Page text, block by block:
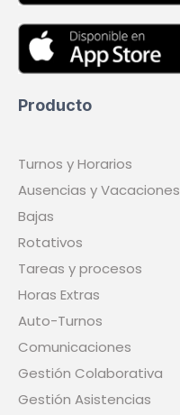
Producto
Turnos y Horarios
Ausencias y Vacaciones
Bajas
Rotativos
Tareas y procesos
Horas Extras
Auto-Turnos
Comunicaciones
Gestión Colaborativa
Gestión Asistencias